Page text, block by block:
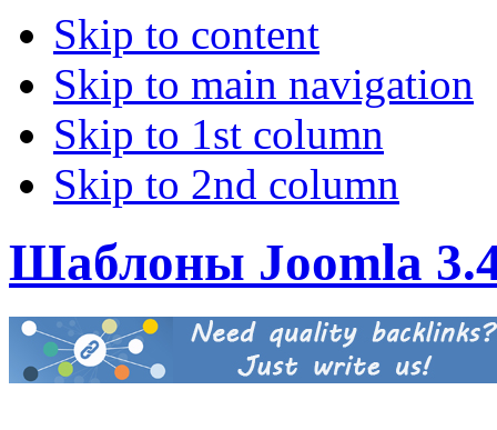
Skip to content
Skip to main navigation
Skip to 1st column
Skip to 2nd column
Шаблоны Joomla